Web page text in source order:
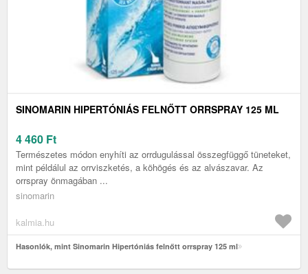
SINOMARIN HIPERTÓNIÁS FELNŐTT ORRSPRAY 125 ML
4 460 Ft
Természetes módon enyhíti az orrdugulással összegfüggő tüneteket,
mint példálul az orrviszketés, a köhögés és az alvászavar. Az
orrspray önmagában ...
sinomarin
kalmia.hu
Hasonlók, mint Sinomarin Hipertóniás felnőtt orrspray 125 ml